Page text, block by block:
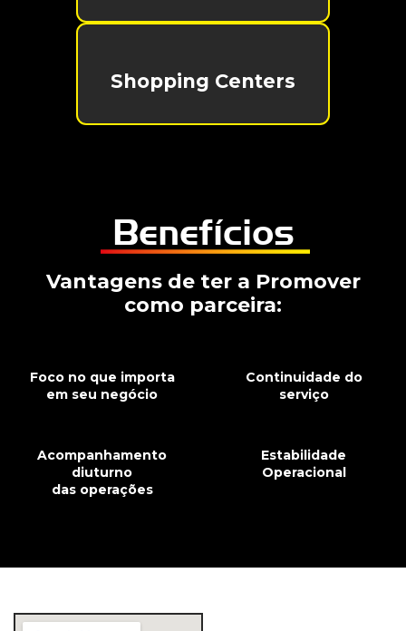
Shopping Centers
Benefícios
Vantagens de ter a Promover
como parceira:
Foco no que importa
em seu negócio
Continuidade do
serviço
Acompanhamento
diuturno
das operações
Estabilidade
Operacional